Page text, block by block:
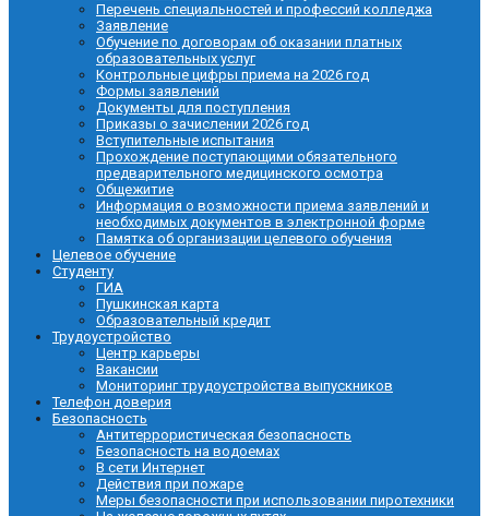
Перечень специальностей и профессий колледжа
Заявление
Обучение по договорам об оказании платных
образовательных услуг
Контрольные цифры приема на 2026 год
Формы заявлений
Документы для поступления
Приказы о зачислении 2026 год
Вступительные испытания
Прохождение поступающими обязательного
предварительного медицинского осмотра
Общежитие
Информация о возможности приема заявлений и
необходимых документов в электронной форме
Памятка об организации целевого обучения
Целевое обучение
Студенту
ГИА
Пушкинская карта
Образовательный кредит
Трудоустройство
Центр карьеры
Вакансии
Мониторинг трудоустройства выпускников
Телефон доверия
Безопасность
Антитеррористическая безопасность
Безопасность на водоемах
В сети Интернет
Действия при пожаре
Меры безопасности при использовании пиротехники